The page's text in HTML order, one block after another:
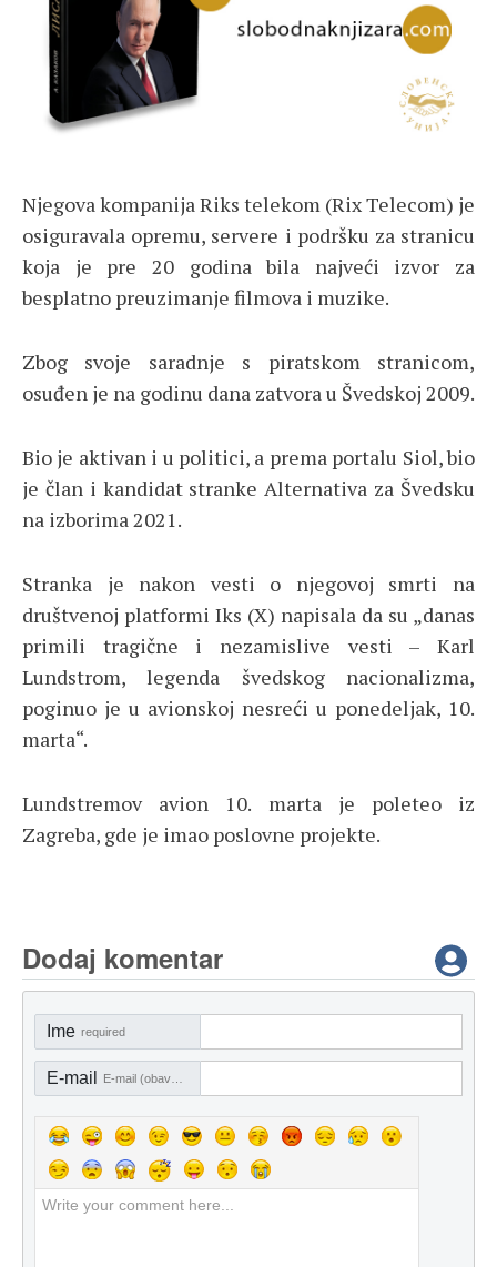
Njegova kompanija Riks telekom (Rix Telecom) je
osiguravala opremu, servere i podršku za stranicu
koja je pre 20 godina bila najveći izvor za
besplatno preuzimanje filmova i muzike.
Zbog svoje saradnje s piratskom stranicom,
osuđen je na godinu dana zatvora u Švedskoj 2009.
Bio je aktivan i u politici, a prema portalu Siol, bio
je član i kandidat stranke Alternativa za Švedsku
na izborima 2021.
Stranka je nakon vesti o njegovoj smrti na
društvenoj platformi Iks (X) napisala da su „danas
primili tragične i nezamislive vesti – Karl
Lundstrom, legenda švedskog nacionalizma,
poginuo je u avionskoj nesreći u ponedeljak, 10.
marta“.
Lundstremov avion 10. marta je poleteo iz
Zagreba, gde je imao poslovne projekte.
Dodaj komentar
Ime required
E-mail